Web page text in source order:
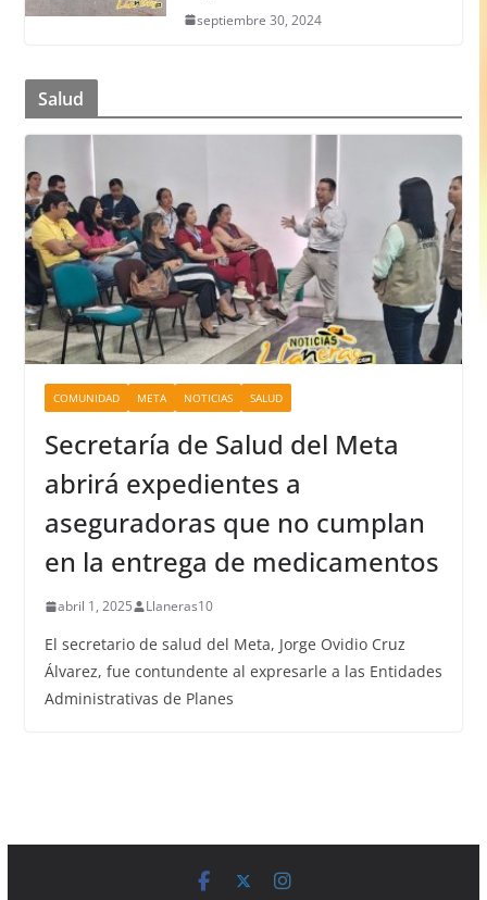
septiembre 30, 2024
Salud
COMUNIDAD META NOTICIAS SALUD
Secretaría de Salud del Meta
abrirá expedientes a
aseguradoras que no cumplan
en la entrega de medicamentos
abril 1, 2025 Llaneras10
El secretario de salud del Meta, Jorge Ovidio Cruz
Álvarez, fue contundente al expresarle a las Entidades
Administrativas de Planes